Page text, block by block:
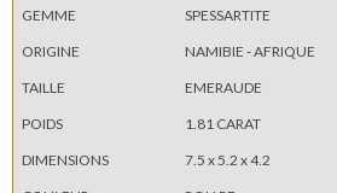
GEMME
SPESSARTITE
ORIGINE
NAMIBIE - AFRIQUE
TAILLE
EMERAUDE
POIDS
1.81 CARAT
DIMENSIONS
7.5 x 5.2 x 4.2